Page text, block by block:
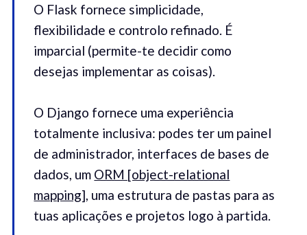
O Flask fornece simplicidade,
flexibilidade e controlo refinado. É
imparcial (permite-te decidir como
desejas implementar as coisas).
O Django fornece uma experiência
totalmente inclusiva: podes ter um painel
de administrador, interfaces de bases de
dados, um ORM [object-relational
mapping] , uma estrutura de pastas para as
tuas aplicações e projetos logo à partida.